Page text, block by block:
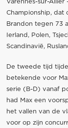
Varennes-sur-
Championship, dat
Brandon tegen 73
Ierland, Polen,
Scandinavië,
De tweede tijd
betekende voor
serie (B-D) vanaf
had Max een
het vallen van de
voor op zijn